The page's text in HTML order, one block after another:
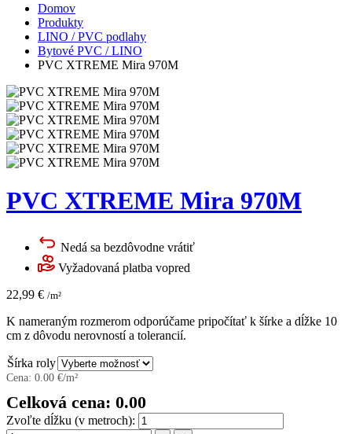
Domov
Produkty
LINO / PVC podlahy
Bytové PVC / LINO
PVC XTREME Mira 970M
PVC XTREME Mira 970M
Nedá sa bezdôvodne vrátiť
Vyžadovaná platba vopred
22,99 € /m²
K nameraným rozmerom odporúčame pripočítať k šírke a dĺžke 10
cm z dôvodu nerovností a tolerancií.
Šírka roly
Cena: 0.00 €/m²
Celková cena: 0.00
Zvoľte dĺžku (v metroch):